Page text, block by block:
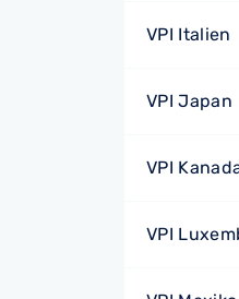
VPI Italien
VPI Japan
VPI
VPI